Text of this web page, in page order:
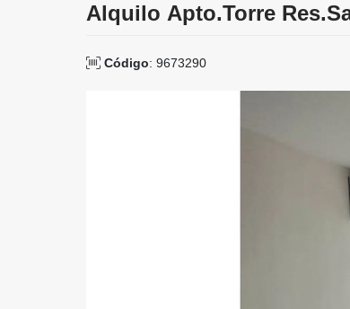
Alquilo ​Apto.Torre
Código: 9673290